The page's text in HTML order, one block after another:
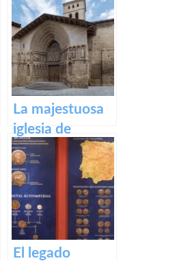
Ventrosa de La
Rioja
La majestuosa
iglesia de
Santiago El Real
en Logroño.
El legado